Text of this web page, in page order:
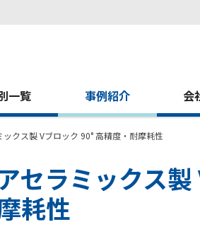
一覧 事例紹介 会
クス製 Vブロック 90° 高精度・耐摩耗性
セラミックス
耗性